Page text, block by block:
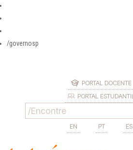
/governosp
PORTAL DOCENTE
PORTAL ESTUDANTIL
EN PT ES